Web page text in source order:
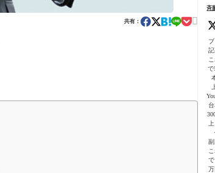
共有：

心
者
向
け
に
解
説
気
進
む
よ
う
に
な
っ
た
話
の
方
心
者
向
公
式
ガ
イ
ド
解
説
付
プ
レ
ー
ト
ガ
ド
｜
プ
ラ
グ
イ
ン
活
用
の
注
意
点
斉
で